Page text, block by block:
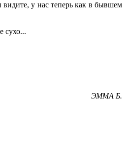
у нас теперь как в бывшем
сухо...
ЭММА Б.